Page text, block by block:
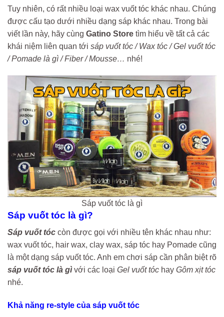
Tuy nhiên, có rất nhiều loại wax vuốt tóc khác nhau. Chúng
được cấu tạo dưới nhiều dạng sáp khác nhau. Trong bài
viết lần này, hãy cùng Gatino Store tìm hiểu về tất cả các
khái niệm liên quan tới sáp vuốt tóc / Wax tóc / Gel vuốt tóc
/ Pomade là gì / Fiber / Mousse… nhé!
Sáp vuốt tóc là gì
Sáp vuốt tóc là gì?
Sáp vuốt tóc còn được gọi với nhiều tên khác nhau như:
wax vuốt tóc, hair wax, clay wax, sáp tóc hay Pomade cũng
là một dạng sáp vuốt tóc. Anh em chơi sáp cần phân biệt rõ
sáp vuốt tóc là gìvới các loại Gel vuốt tóc hay Gôm xịt tóc
nhé.
Khả năng re-style của sáp vuốt tóc